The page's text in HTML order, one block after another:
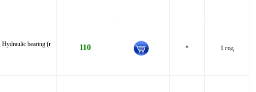
bearing (г
110 * 1 год